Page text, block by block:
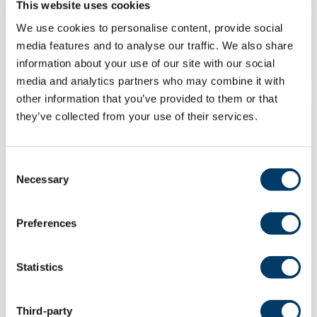
This website uses cookies
We use cookies to personalise content, provide social
media features and to analyse our traffic. We also share
information about your use of our site with our social
media and analytics partners who may combine it with
other information that you’ve provided to them or that
they’ve collected from your use of their services.
Selection
Necessary
Preferences
Statistics
Third-party
EN SAVOIR PLUS
Facteurs associés à la volonté de